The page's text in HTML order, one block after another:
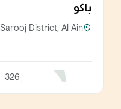
باكو
Sarooj District, Al Ain
326